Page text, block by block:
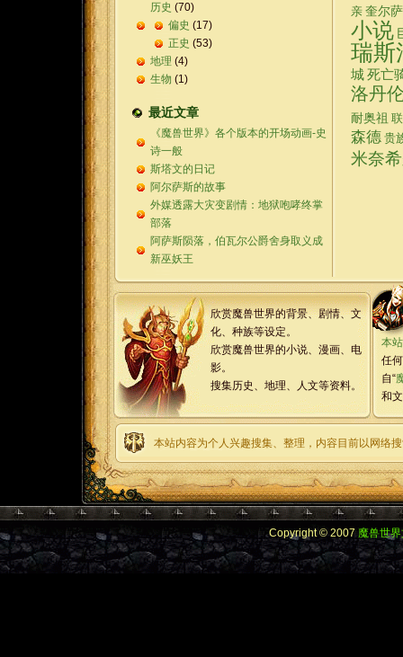
历史 (70)
偏史 (17)
正史 (53)
地理 (4)
生物 (1)
最近文章
《魔兽世界》各个版本的开场动画-史
诗一般
斯塔文的日记
阿尔萨斯的故事
外媒透露大灾变剧情：地狱咆哮终掌
部落
阿萨斯陨落，伯瓦尔公爵舍身取义成
新巫妖王
亲 奎尔
小说
瑞斯
城死亡
洛丹
耐奥祖
森德 贵
米奈
欣赏魔兽世界的背景、剧情、文
化、种族等设定。
欣赏魔兽世界的小说、漫画、电
影。
搜集历史、地理、人文等资料。
本站
任
自“
和
本站内容为个人兴趣搜集、整理，内容目前以网络
Copyright © 2007魔兽世